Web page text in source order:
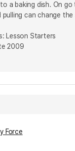
a baking dish. On
pulling can change
Lesson Starters
2009
Force